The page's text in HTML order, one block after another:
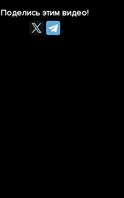
Поделись этим видео!